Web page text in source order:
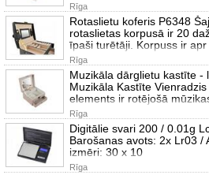
Rīga
Rotaslietu koferis P6348
rotaslietas korpusā ir 20
īpaši turētāji. Korpuss ir apr
Rīga
Muzikāla dārglietu kastīte -
Muzikāla Kastīte
elements ir rotējošā
Rīga
Digitālie svari 200 / 0.01g
Barošanas avots: 2x Lr03 /
izmēri: 30 x 10
Rīga